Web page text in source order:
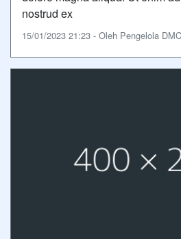
nostrud ex
15/01/2023 21:23 - Oleh Pengelola